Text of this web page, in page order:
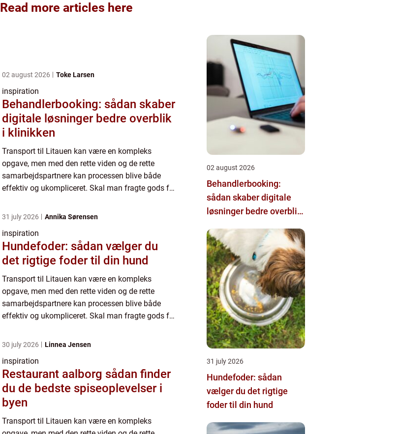
Read more articles here
02 august 2026 Toke Larsen
inspiration
Behandlerbooking: sådan skaber
digitale løsninger bedre overblik
i klinikken
Transport til Litauen kan være en kompleks
opgave, men med den rette viden og de rette
samarbejdspartnere kan processen blive både
effektiv og ukompliceret. Skal man fragte gods fra
transpor...
31 july 2026 Annika Sørensen
inspiration
Hundefoder: sådan vælger du
det rigtige foder til din hund
Transport til Litauen kan være en kompleks
opgave, men med den rette viden og de rette
samarbejdspartnere kan processen blive både
effektiv og ukompliceret. Skal man fragte gods fra
transpor...
30 july 2026 Linnea Jensen
inspiration
Restaurant aalborg sådan finder
du de bedste spiseoplevelser i
byen
Transport til Litauen kan være en kompleks
02 august 2026
Behandlerbooking:
sådan skaber digitale
løsninger bedre overblik
31 july 2026
Hundefoder: sådan
vælger du det rigtige
foder til din hund